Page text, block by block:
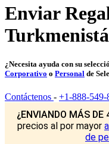
Enviar
¿Necesita ayuda con su
Corporativo o Personal de
Contáctenos - +1-888-549-
¿ENVIANDO MÁS DE
precios al por mayor
de